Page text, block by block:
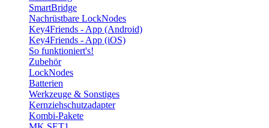
SmartBridge
Nachrüstbare LockNodes
Key4Friends - App (Android)
Key4Friends - App (iOS)
So funktioniert's!
Zubehör
LockNodes
Batterien
Werkzeuge & Sonstiges
Kernziehschutzadapter
Kombi-Pakete